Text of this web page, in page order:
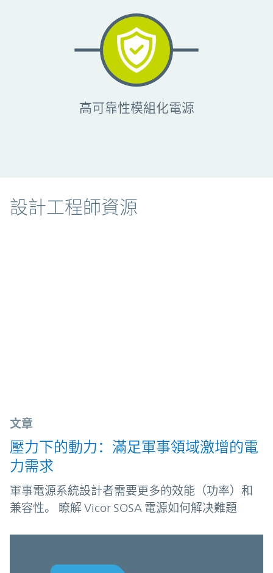
高可靠性模組化電源
資源
設計工程師資源
文章
壓力下的動力：滿足軍事領域激增的電
力需求
軍事電源系統設計者需要更多的效能（功率）和
兼容性。 瞭解 Vicor SOSA 電源如何解决難題